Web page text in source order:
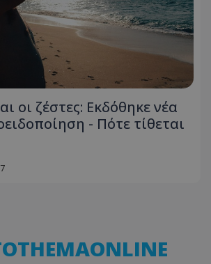
οι ζέστες: Εκδόθηκε νέα
- Πότε τίθεται